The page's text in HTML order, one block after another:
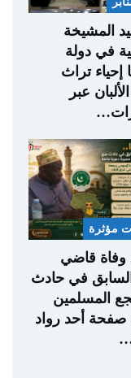
المشيخة
في دولة
تراث
عبر
مؤثرة
وفاة قاضي
في حادث
المسلمين
أحد رواد